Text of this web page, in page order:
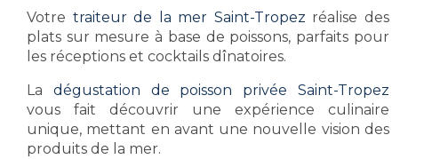
Votre traiteur de la mer Saint-Tropez réalise des
plats sur mesure à base de poissons, parfaits pour
les réceptions et cocktails dînatoires.
La dégustation de poisson privée Saint-Tropez
vous fait découvrir une expérience culinaire
unique, mettant en avant une nouvelle vision des
produits de la mer.